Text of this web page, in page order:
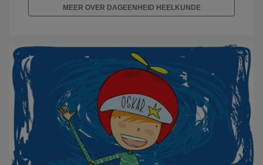
MEER OVER DAGEENHEID HEELKUNDE